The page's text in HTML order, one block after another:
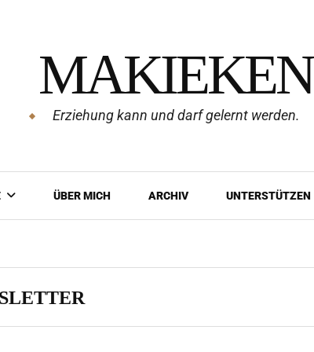
MAKIEKEN
Erziehung kann und darf gelernt werden.
ÜBER MICH ARCHIV UNTERSTÜTZEN